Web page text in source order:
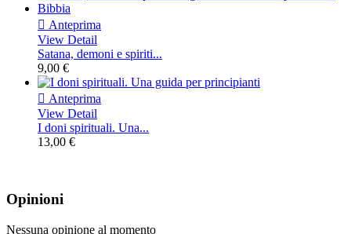
 Anteprima
View Detail
Satana, demoni e spiriti...
9,00 €
 Anteprima
View Detail
I doni spirituali. Una...
13,00 €
Opinioni
Nessuna opinione al momento